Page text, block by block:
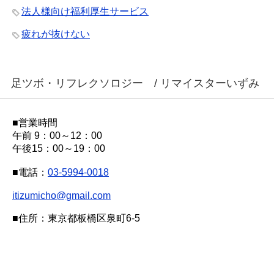
法人様向け福利厚生サービス
疲れが抜けない
足ツボ・リフレクソロジー / リマイスターいずみ
■営業時間
午前 9：00～12：00
午後15：00～19：00
■電話： 03-5994-0018
itizumicho@gmail.com
■住所：東京都板橋区泉町6-5